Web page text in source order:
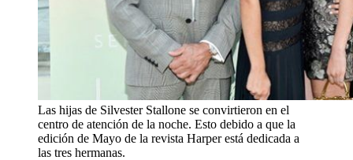
Las hijas de Silvester Stallone se convirtieron en el
centro de atención de la noche. Esto debido a que la
edición de Mayo de la revista Harper está dedicada a
las tres hermanas.